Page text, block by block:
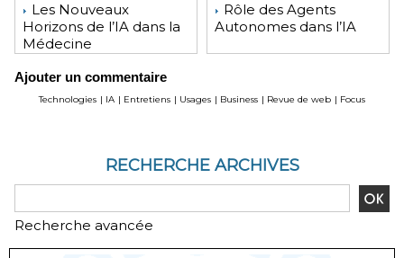
Les Nouveaux
Horizons de l’IA dans la
Médecine
Rôle des Agents
Autonomes dans l’IA
Ajouter un commentaire
Technologies | IA | Entretiens | Usages | Business | Revue de web | Focus
RECHERCHE ARCHIVES
Recherche avancée